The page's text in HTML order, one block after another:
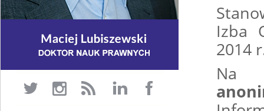
Izba
2014
Na